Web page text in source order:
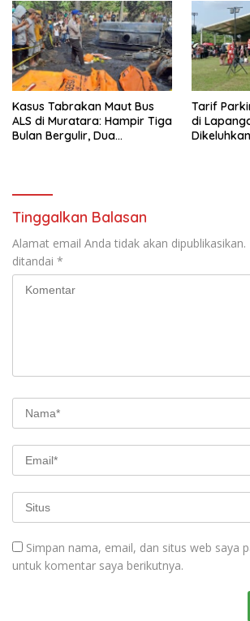
Kasus Tabrakan Maut Bus
ALS di Muratara: Hampir Tiga
Bulan Bergulir, Dua
Tarif
di
Tinggalkan Balasan
Alamat email Anda tidak akan dipublikasikan.
ditandai *
Simpan nama, email, dan situs web saya
untuk komentar saya berikutnya.